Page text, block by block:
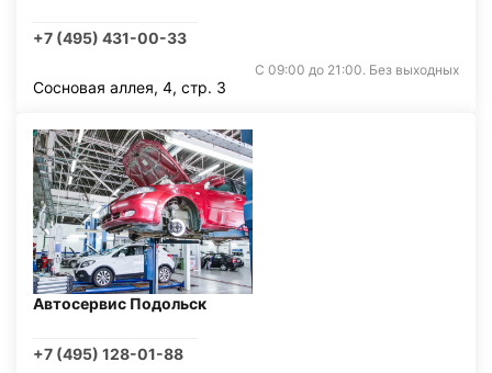
+7 (495) 431-00-33
С 09:00 до 21:00. Без выходных
Сосновая аллея, 4, стр. 3
Автосервис Подольск
+7 (495) 128-01-88